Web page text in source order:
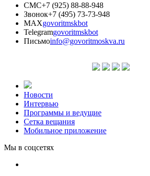
СМС+7 (925) 88-88-948
Звонок+7 (495) 73-73-948
MAXgovoritmskbot
Telegramgovoritmskbot
Письмоinfo@govoritmoskva.ru
Новости
Интервью
Программы и ведущие
Сетка вещания
Мобильное приложение
Мы в соцсетях